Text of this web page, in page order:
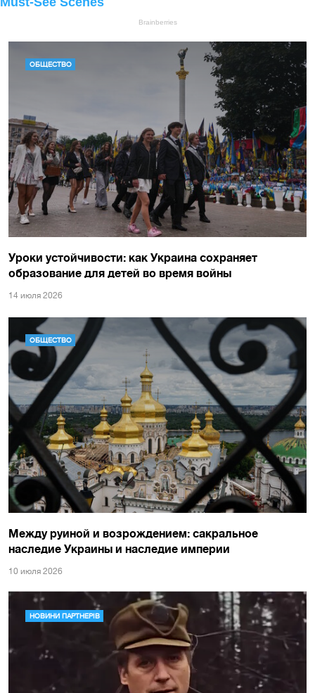
ОБЩЕСТВО
Уроки устойчивости: как Украина сохраняет
образование для детей во время войны
14 июля 2026
ОБЩЕСТВО
Между руиной и возрождением: сакральное
наследие Украины и наследие империи
10 июля 2026